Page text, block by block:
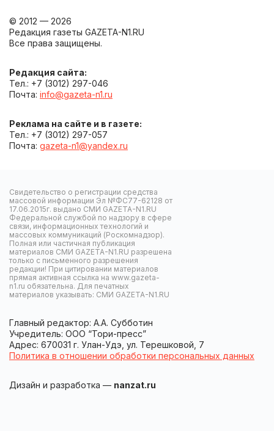
© 2012 — 2026
Редакция газеты GAZETA-N1.RU
Все права защищены.
Редакция сайта:
Тел.: +7 (3012) 297-046
Почта: info@gazeta-n1.ru
Реклама на сайте и в газете:
Тел.: +7 (3012) 297-057
Почта: gazeta-n1@yandex.ru
Свидетельство о регистрации средства
массовой информации Эл №ФС77-62128 от
17.06.2015г. выдано СМИ GAZETA-N1.RU
Федеральной службой по надзору в сфере
связи, информационных технологий и
массовых коммуникаций (Роскомнадзор).
Полная или частичная публикация
материалов СМИ GAZETA-N1.RU разрешена
только с письменного разрешения
редакции! При цитировании материалов
прямая активная ссылка на www.gazeta-
n1.ru обязательна. Для печатных
материалов указывать: СМИ GAZETA-N1.RU
Главный редактор: А.А. Субботин
Учредитель: ООО “Тори-пресс”
Адрес: 670031 г. Улан-Удэ, ул. Терешковой, 7
Политика в отношении обработки персональных данных
Дизайн и разработка — nanzat.ru